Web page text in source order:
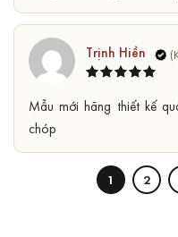
hạng55
sao
Trịnh Hiền
Mẫu mới hãng thiết kế
chóp
1 2